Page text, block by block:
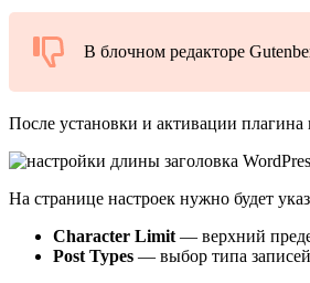
В блочном редакторе
После установки и активации
На странице настроек нужно будет
Character Limit — верхний
Post Types — выбор типа записей